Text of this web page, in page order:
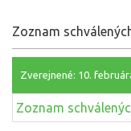
Zoznam
Zverejnené: 10.
Zoznam